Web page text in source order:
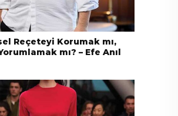
Reçeteyi Korumak mı,
mı? – Efe Anıl